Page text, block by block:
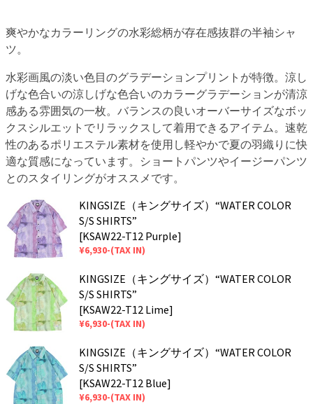
爽やかなカラーリングの水彩総柄が存在感抜群の半袖シャ
ツ。
水彩画風の淡い色目のグラデーションプリントが特徴。涼し
げな色合いの涼しげな色合いのカラーグラデーションが清涼
感ある雰囲気の一枚。バランスの良いオーバーサイズなボッ
クスシルエットでリラックスして着用できるアイテム。速乾
性のあるポリエステル素材を使用し軽やかで夏の羽織りに快
適な質感になっています。ショートパンツやイージーパンツ
とのスタイリングがオススメです。
KINGSIZE（キングサイズ）“WATER COLOR
S/S SHIRTS”
[KSAW22-T12 Purple]
¥6,930-(TAX IN)
KINGSIZE（キングサイズ）“WATER COLOR
S/S SHIRTS”
[KSAW22-T12 Lime]
¥6,930-(TAX IN)
KINGSIZE（キングサイズ）“WATER COLOR
S/S SHIRTS”
[KSAW22-T12 Blue]
¥6,930-(TAX IN)